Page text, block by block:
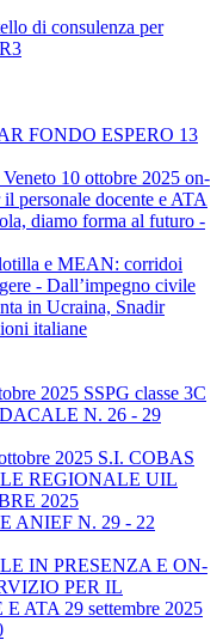
di consulenza per
FONDO ESPERO 13
10 ottobre 2025 on-
personale docente e ATA
diamo forma al futuro -
e MEAN: corridoi
- Dall’impegno civile
in Ucraina, Snadir
italiane
2025 SSPG classe 3C
N. 26 - 29
2025 S.I. COBAS
REGIONALE UIL
2025
ANIEF N. 29 - 22
IN PRESENZA E ON-
PER IL
ATA 29 settembre 2025